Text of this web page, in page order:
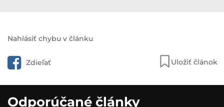
Nahlásiť chybu v článku
Zdieľať Uložiť článok
Odporúčané články